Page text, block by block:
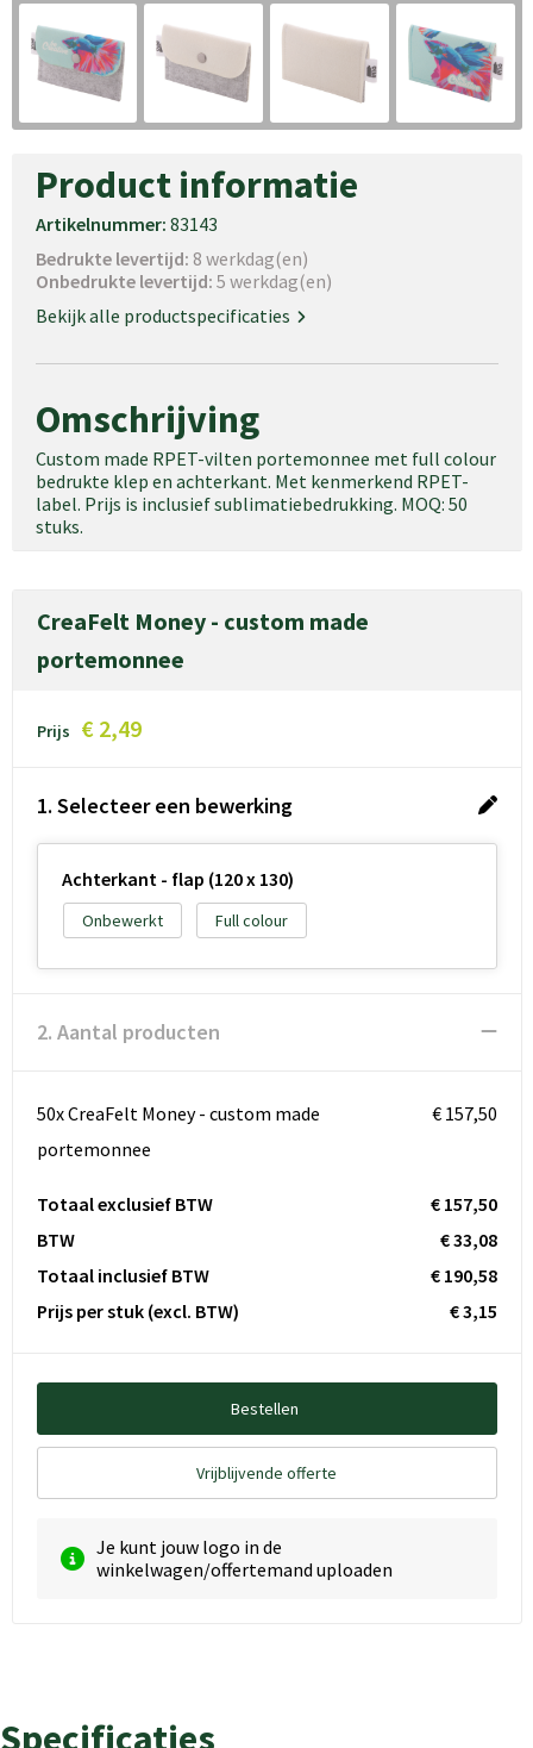
Product informatie
Artikelnummer: 83143
Bedrukte levertijd: 8 werkdag(en)
Onbedrukte levertijd: 5 werkdag(en)
Bekijk alle productspecificaties
Omschrijving
Custom made RPET-vilten portemonnee met full colour
bedrukte klep en achterkant. Met kenmerkend RPET-
label. Prijs is inclusief sublimatiebedrukking. MOQ: 50
stuks.
CreaFelt Money - custom made
portemonnee
Prijs € 2,49
1. Selecteer een bewerking
Achterkant - flap (120 x 130)
Onbewerkt Full colour
2. Aantal producten
50x CreaFelt Money - custom made
portemonnee
€ 157,50
Totaal exclusief BTW
€ 157,50
BTW
€ 33,08
Totaal inclusief BTW
€ 190,58
Prijs per stuk (excl. BTW) € 3,15
Bestellen
Vrijblijvende offerte
Je kunt jouw logo in de
winkelwagen/offertemand uploaden
Specificaties